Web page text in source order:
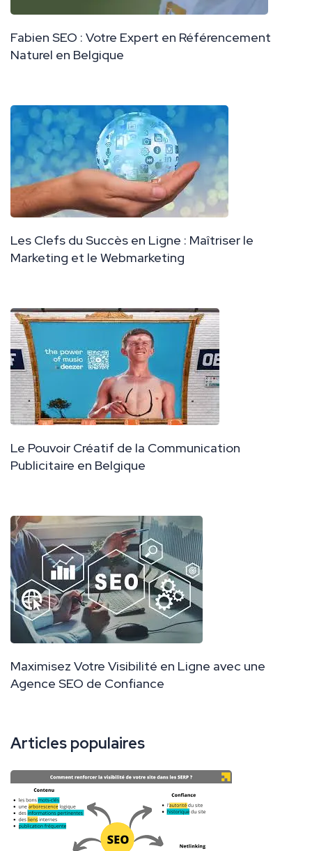
Fabien SEO : Votre Expert en Référencement
Naturel en Belgique
Les Clefs du Succès en Ligne : Maîtriser le
Marketing et le Webmarketing
Le Pouvoir Créatif de la Communication
Publicitaire en Belgique
Maximisez Votre Visibilité en Ligne avec une
Agence SEO de Confiance
Articles populaires